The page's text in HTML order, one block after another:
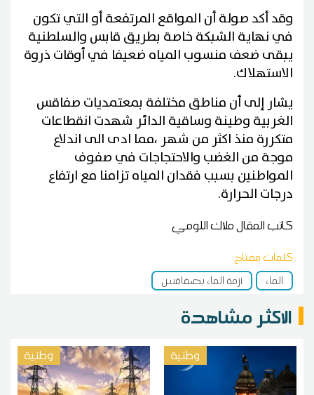
وقد أكد صولة أن المواقع المرتفعة أو التي تكون
في نهاية الشبكة خاصة بطريق قابس والسلطنية
يبقى ضعف منسوب المياه ضعيفا في أوقات ذروة
الاستهلاك.
يشار إلى أن مناطق مختلفة بمعتمديات صفاقس
الغربية وطينة وساقية الدائر شهدت انقطاعات
متكررة منذ اكثر من شهر ،مما ادى الى اندلاع
موجة من الغضب والاحتجاجات في صفوف
المواطنين بسبب فقدان المياه تزامنا مع ارتفاع
درجات الحرارة.
كاتب المقالملاك اللومي
كلمات مفتاح
الماء
أزمة الماء بصفاقس
الاكثر مشاهدة
وطنية وطنية